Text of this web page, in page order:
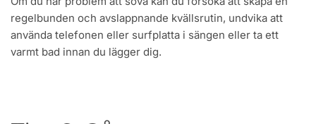
regelbunden och avslappnande kvällsrutin, undvika att
använda telefonen eller surfplatta i sängen eller ta ett
varmt bad innan du lägger dig.